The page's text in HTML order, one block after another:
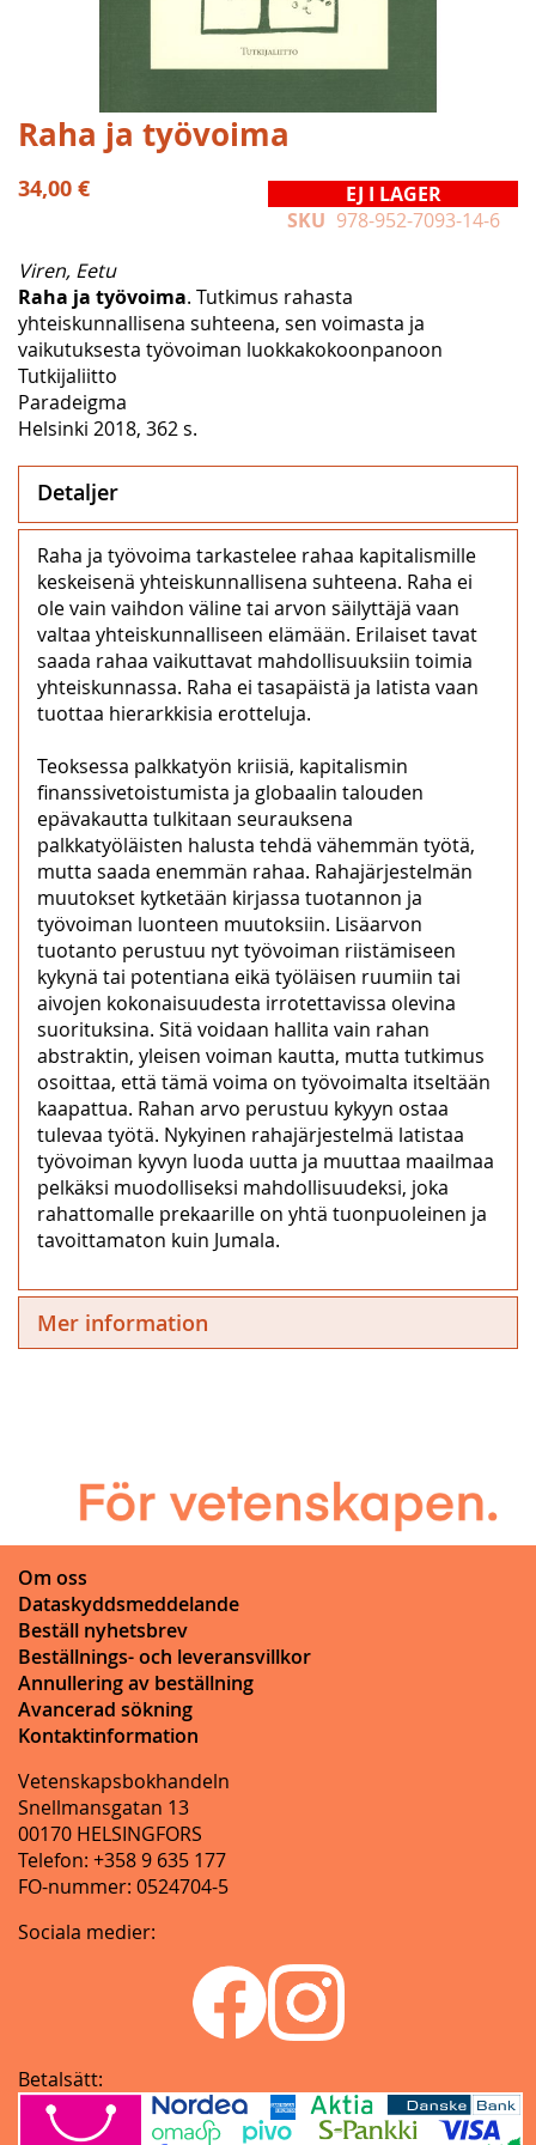
Hoppa
till
början
av
Raha ja työvoima
34,00 €
EJ I LAGER
SKU 978-952-7093-14-6
Viren, Eetu
Raha ja työvoima. Tutkimus rahasta
yhteiskunnallisena suhteena, sen voimasta ja
vaikutuksesta työvoiman luokkakokoonpanoon
Tutkijaliitto
Paradeigma
Helsinki 2018, 362 s.
Detaljer
Raha ja työvoima tarkastelee rahaa kapitalismille
keskeisenä yhteiskunnallisena suhteena. Raha ei
ole vain vaihdon väline tai arvon säilyttäjä vaan
valtaa yhteiskunnalliseen elämään. Erilaiset tavat
saada rahaa vaikuttavat mahdollisuuksiin toimia
yhteiskunnassa. Raha ei tasapäistä ja latista vaan
tuottaa hierarkkisia erotteluja.
Teoksessa palkkatyön kriisiä, kapitalismin
finanssivetoistumista ja globaalin talouden
epävakautta tulkitaan seurauksena
palkkatyöläisten halusta tehdä vähemmän työtä,
mutta saada enemmän rahaa. Rahajärjestelmän
muutokset kytketään kirjassa tuotannon ja
työvoiman luonteen muutoksiin. Lisäarvon
tuotanto perustuu nyt työvoiman riistämiseen
kykynä tai potentiana eikä työläisen ruumiin tai
aivojen kokonaisuudesta irrotettavissa olevina
suorituksina. Sitä voidaan hallita vain rahan
abstraktin, yleisen voiman kautta, mutta tutkimus
osoittaa, että tämä voima on työvoimalta itseltään
kaapattua. Rahan arvo perustuu kykyyn ostaa
tulevaa työtä. Nykyinen rahajärjestelmä latistaa
työvoiman kyvyn luoda uutta ja muuttaa maailmaa
pelkäksi muodolliseksi mahdollisuudeksi, joka
rahattomalle prekaarille on yhtä tuonpuoleinen ja
tavoittamaton kuin Jumala.
Mer information
Om oss
Dataskyddsmeddelande
Beställ nyhetsbrev
Beställnings- och leveransvillkor
Annullering av beställning
Avancerad sökning
Kontaktinformation
Vetenskapsbokhandeln
Snellmansgatan 13
00170 HELSINGFORS
Telefon: +358 9 635 177
FO-nummer: 0524704-5
Sociala medier:
Betalsätt: